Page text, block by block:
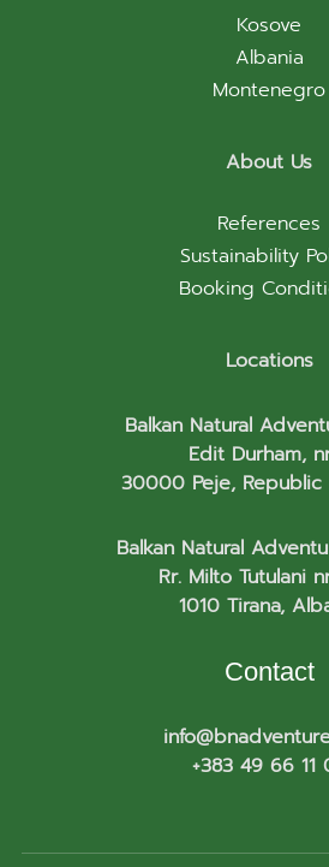
Kosove
Albania
Montenegro
About Us
References
Sustainability
Booking
Locations
Balkan Natural
Edit Durham,
30000 Peje, Republic
Balkan Natural
Rr. Milto Tutulani
1010 Tirana,
Contact
+383 49 66 11